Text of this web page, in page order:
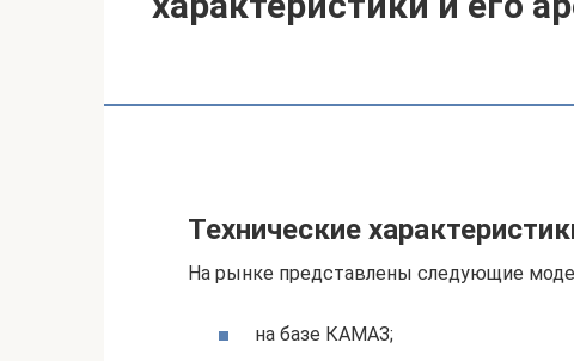
Технические
На рынке представлены следующие
на базе КАМАЗ;